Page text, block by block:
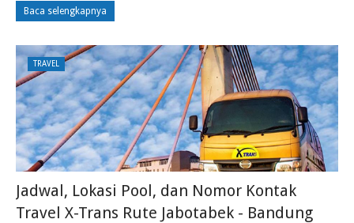
Baca selengkapnya
TRAVEL
Jadwal, Lokasi Pool, dan Nomor Kontak
Travel X-Trans Rute Jabotabek - Bandung